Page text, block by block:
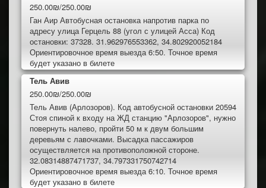
250.00₪/250.00₪
Ган Аир Автобусная остановка напротив парка по
адресу улица Герцель 88 (угол с улицей Асса) Код
остановки: 37328. 31.962976553362, 34.802920052184
Ориентировочное время выезда 6:50. Точное время
будет указано в билете
Тель Авив
250.00₪/250.00₪
Тель Авив (Арлозоров). Код автобусной остановки 20594
Стоя спиной к входу на ЖД станцию "Арлозоров", нужно
повернуть налево, пройти 50 м к двум большим
деревьям с лавочками. Высадка пассажиров
осуществляется на противоположной стороне.
32.08314887471737, 34.797331750742714
Ориентировочное время выезда 6:10. Точное время
будет указано в билете